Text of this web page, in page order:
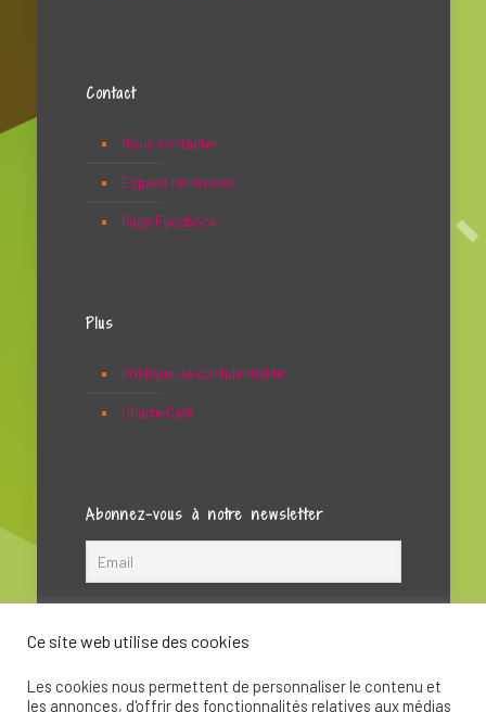
Contact
Nous contacter
Espace bénévoles
Page Facebook
Plus
Politique de confidentialité
Charte Café
Abonnez-vous à notre newsletter
Ce site web utilise des cookies
Les cookies nous permettent de personnaliser le contenu et
les annonces, d'offrir des fonctionnalités relatives aux médias